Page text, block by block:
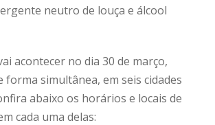
neutro de louça e álcool
acontecer no dia 30 de março,
forma simultânea, em seis cidades
abaixo os horários e locais de
cada uma delas: